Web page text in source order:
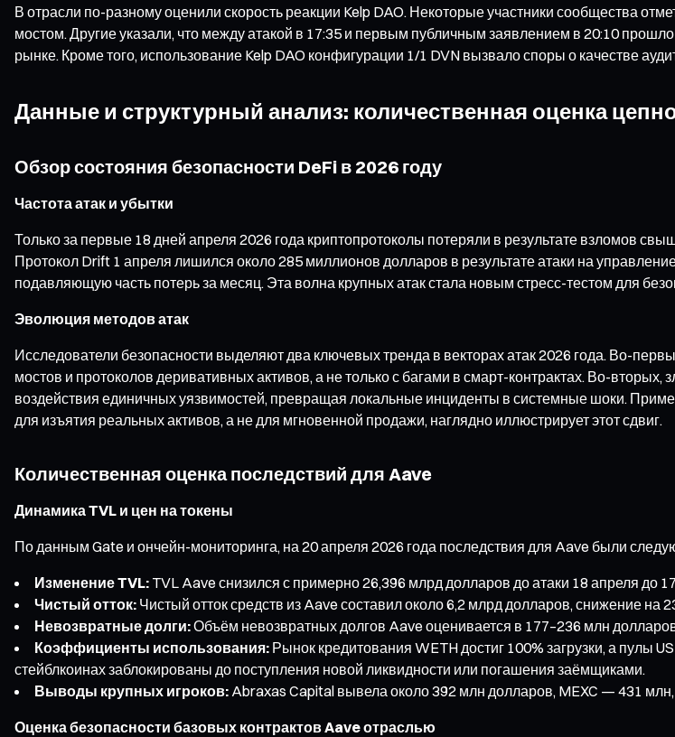
В отрасли по-разному оценили скорость реакции Kelp DAO. Некоторые участники сообщества
мостом. Другие указали, что между атакой в 17:35 и первым публичным заявлением в 20:10
рынке. Кроме того, использование Kelp DAO конфигурации 1/1 DVN вызвало споры о качестве
Данные и структурный анализ: количественная оценка
Обзор состояния безопасности DeFi в 2026 году
Частота атак и убытки
Только за первые 18 дней апреля 2026 года криптопротоколы потеряли в результате взломов
Протокол Drift 1 апреля лишился около 285 миллионов долларов в результате атаки на
подавляющую часть потерь за месяц. Эта волна крупных атак стала новым стресс-тестом для
Эволюция методов атак
Исследователи безопасности выделяют два ключевых тренда в векторах атак 2026 года. Во-
мостов и протоколов деривативных активов, а не только с багами в смарт-контрактах. Во-
воздействия единичных уязвимостей, превращая локальные инциденты в системные шоки.
для изъятия реальных активов, а не для мгновенной продажи, наглядно иллюстрирует этот сдвиг.
Количественная оценка последствий для Aave
Динамика TVL и цен на токены
По данным Gate и ончейн-мониторинга, на 20 апреля 2026 года последствия для Aave были
Изменение TVL: TVL Aave снизился с примерно 26,396 млрд долларов до атаки 18 апреля до
Чистый отток: Чистый отток средств из Aave составил около 6,2 млрд долларов, снижение на
Невозвратные долги:Объём невозвратных долгов Aave оценивается в 177–236 млн
Коэффициенты использования: Рынок кредитования WETH достиг 100% загрузки, а пулы
стейблкоинах заблокированы до поступления новой ликвидности или погашения заёмщиками.
Выводы крупных игроков: Abraxas Capital вывела около 392 млн долларов, MEXC — 431
Оценка безопасности базовых контрактов Aave отраслью